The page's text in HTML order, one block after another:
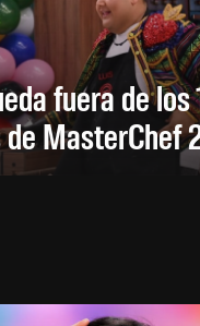
fuera de
MasterChef